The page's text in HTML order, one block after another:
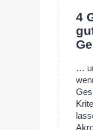
4
…